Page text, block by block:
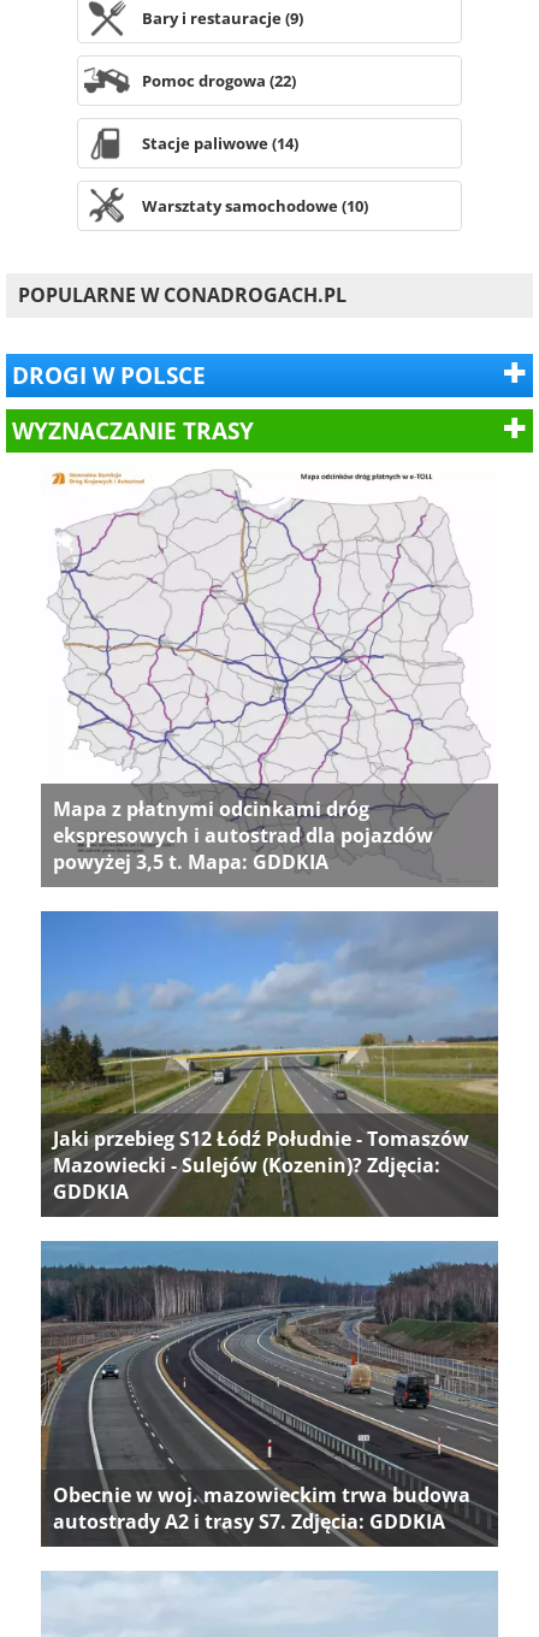
Bary i restauracje (9)
Pomoc drogowa (22)
Stacje paliwowe (14)
Warsztaty samochodowe (10)
POPULARNE W CONADROGACH.PL
DROGI W POLSCE
WYZNACZANIE TRASY
Mapa z płatnymi odcinkami dróg
ekspresowych i autostrad dla pojazdów
powyżej 3,5 t. Mapa: GDDKIA
Jaki przebieg S12 Łódź Południe - Tomaszów
Mazowiecki - Sulejów (Kozenin)? Zdjęcia:
GDDKIA
Obecnie w woj. mazowieckim trwa budowa
autostrady A2 i trasy S7. Zdjęcia: GDDKIA